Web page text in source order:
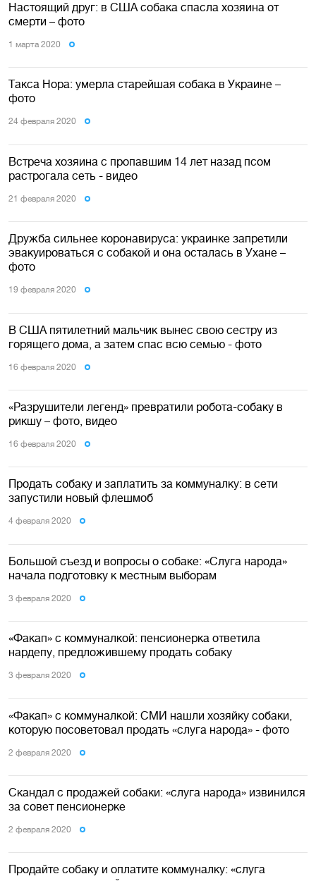
Настоящий друг: в США собака спасла хозяина от
смерти – фото
1 марта 2020
Такса Нора: умерла старейшая собака в Украине –
фото
24 февраля 2020
Встреча хозяина с пропавшим 14 лет назад псом
растрогала сеть - видео
21 февраля 2020
Дружба сильнее коронавируса: украинке запретили
эвакуироваться с собакой и она осталась в Ухане –
фото
19 февраля 2020
В США пятилетний мальчик вынес свою сестру из
горящего дома, а затем спас всю семью - фото
16 февраля 2020
«Разрушители легенд» превратили робота-собаку в
рикшу – фото, видео
16 февраля 2020
Продать собаку и заплатить за коммуналку: в сети
запустили новый флешмоб
4 февраля 2020
Большой съезд и вопросы о собаке: «Слуга народа»
начала подготовку к местным выборам
3 февраля 2020
«Факап» с коммуналкой: пенсионерка ответила
нардепу, предложившему продать собаку
3 февраля 2020
«Факап» с коммуналкой: СМИ нашли хозяйку собаки,
которую посоветовал продать «слуга народа» - фото
2 февраля 2020
Скандал с продажей собаки: «слуга народа» извинился
за совет пенсионерке
2 февраля 2020
Продайте собаку и оплатите коммуналку: «слуга